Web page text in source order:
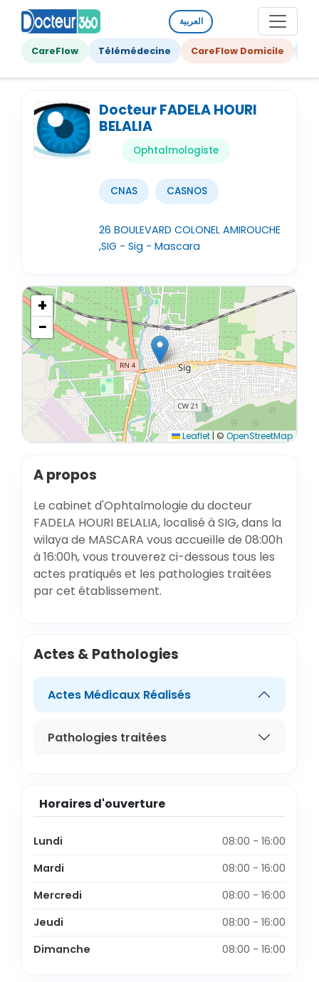
العربية
CareFlow Télémédecine CareFlow Domicile
Docteur FADELA HOURI
BELALIA
Ophtalmologiste
CNAS CASNOS
26 BOULEVARD COLONEL AMIROUCHE
,SIG - Sig - Mascara
+
−
Leaflet | © OpenStreetMap
A propos
Le cabinet d'Ophtalmologie du docteur
FADELA HOURI BELALIA, localisé à SIG, dans la
wilaya de MASCARA vous accueille de 08:00h
à 16:00h, vous trouverez ci-dessous tous les
actes pratiqués et les pathologies traitées
par cet établissement.
Actes & Pathologies
Actes Médicaux Réalisés
Pathologies traitées
Horaires d'ouverture
Lundi
08:00 - 16:00
Mardi
08:00 - 16:00
Mercredi
08:00 - 16:00
Jeudi
08:00 - 16:00
Dimanche
08:00 - 16:00